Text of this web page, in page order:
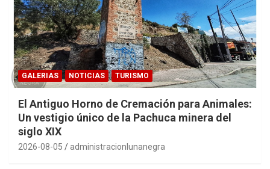
GALERIAS NOTICIAS TURISMO
El Antiguo Horno de Cremación para Animales:
Un vestigio único de la Pachuca minera del
siglo XIX
2026-08-05 administracionlunanegra